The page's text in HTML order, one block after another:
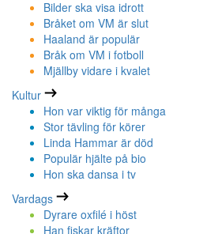
Bilder ska visa idrott
Bråket om VM är slut
Haaland är populär
Bråk om VM i fotboll
Mjällby vidare i kvalet
Kultur
Hon var viktig för många
Stor tävling för körer
Linda Hammar är död
Populär hjälte på bio
Hon ska dansa i tv
Vardags
Dyrare oxfilé i höst
Han fiskar kräftor